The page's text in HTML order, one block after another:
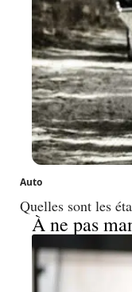
Auto
Quelles sont les
À ne pas